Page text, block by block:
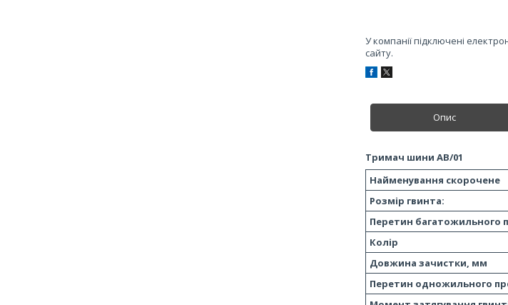
У компанії підключені
сайту.
Опис
Тримач шини AB/01
Найменування скорочене
Розмір гвинта:
Перетин багатожильного
Колір
Довжина зачистки, мм
Перетин одножильного